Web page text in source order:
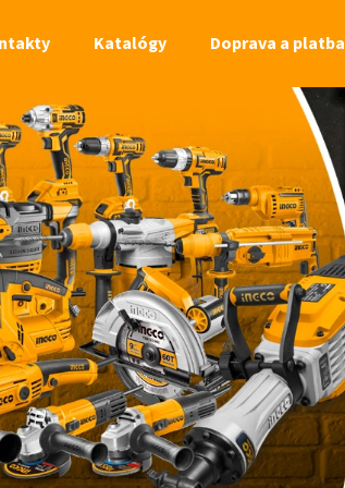
Katalógy Doprava a platba
Čo potrebujete nájsť?
HĽADAŤ